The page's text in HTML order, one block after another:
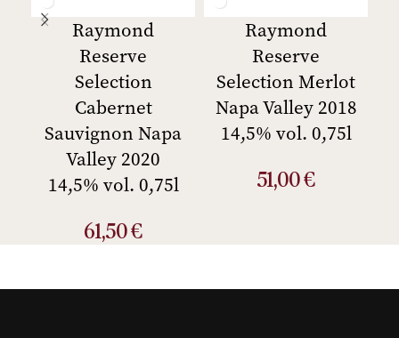
Raymond
Reserve
Selection
Cabernet
Sauvignon Napa
Valley 2020
14,5% vol. 0,75l
61,50€
Raymond
Reserve
Selection Merlot
Napa Valley 2018
14,5% vol. 0,75l
51,00€